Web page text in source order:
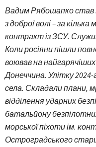
Вадим Рябошапко став
з доброї волі – за кілька
контракт із ЗСУ.
Коли росіяни пішли
воював на
Донеччина. Улітку 2024-
села. Складали плани,
відділення ударних
батальйону
морської піхоти ім.
Остроградського